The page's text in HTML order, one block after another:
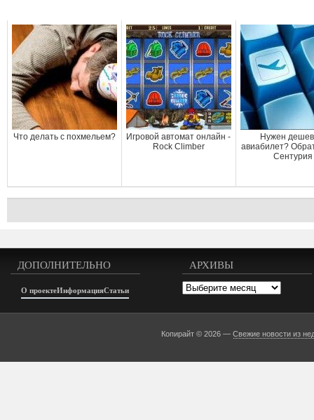
Что делать с похмельем?
Игровой автомат онлайн -
Rock Climber
Нужен
авиабилет?
Сентурия
ДОПОЛНИТЕЛЬНО
О проектеИнформацияСтатьи
АРХИВЫ
Архивы
Копирайт © 2026 —Свежие новости из